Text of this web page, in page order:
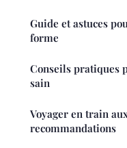
Guide et astuces
forme
Conseils pratiques
sain
Voyager en train
recommandations